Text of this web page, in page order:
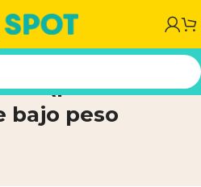
(proteína
bajo peso